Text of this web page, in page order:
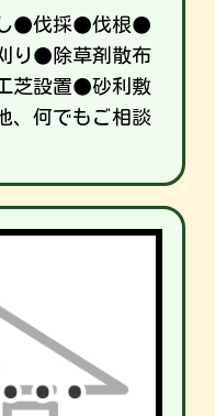
●伐採●伐根●
り●除草剤散布
芝設置●砂利敷
、何でもご相談